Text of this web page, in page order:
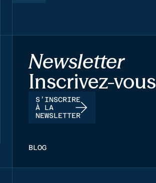
Newsletter
Inscrivez-vous
S’INSCRIRE
À LA
NEWSLETTER
BLOG